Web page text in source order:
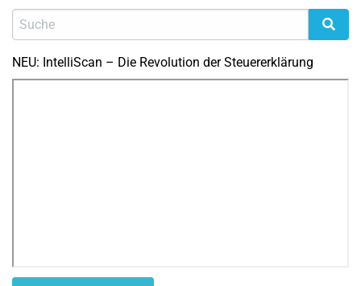
NEU: IntelliScan – Die Revolution der Steuererklärung